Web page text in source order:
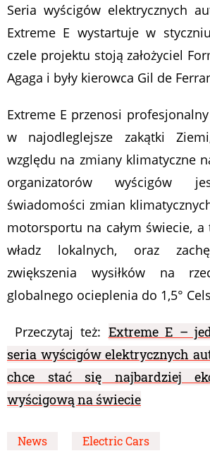
Seria wyścigów elektrycznych
Extreme E wystartuje w
czele projektu stoją założyciel
Agaga i były kierowca Gil de
Extreme E przenosi
w najodleglejsze zakątki
względu na zmiany klimatyczne
organizatorów wyścigów
świadomości zmian
motorsportu na całym świecie,
władz lokalnych, oraz
zwiększenia wysiłków na
globalnego ocieplenia do 1,5°
Przeczytaj też: Extreme E –
seria wyścigów elektrycznych
chce stać się najbardziej
wyścigową na świecie
News Electric Cars